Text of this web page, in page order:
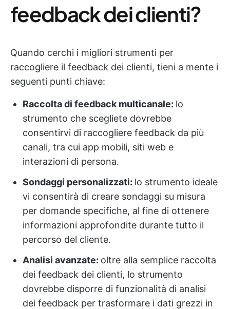
feedback dei clienti?
Quando cerchi i migliori strumenti per
raccogliere il feedback dei clienti, tieni a mente i
seguenti punti chiave:
Raccolta di feedback multicanale: lo
strumento che scegliete dovrebbe
consentirvi di raccogliere feedback da più
canali, tra cui app mobili, siti web e
interazioni di persona.
Sondaggi personalizzati: lo strumento ideale
vi consentirà di creare sondaggi su misura
per domande specifiche, al fine di ottenere
informazioni approfondite durante tutto il
percorso del cliente.
Analisi avanzate: oltre alla semplice raccolta
dei feedback dei clienti, lo strumento
dovrebbe disporre di funzionalità di analisi
dei feedback per trasformare i dati grezzi in